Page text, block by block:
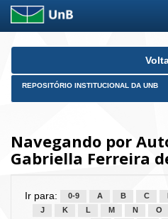
Skip
REPOSITÓRIO INSTITUCIONAL DA UNB
Navegando por
Gabriella Ferreira
Ir para: 0-9 A B C
J
K L M N O